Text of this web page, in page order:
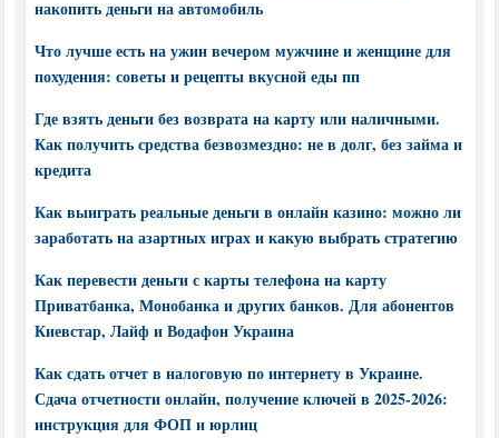
накопить деньги на автомобиль
Что лучше есть на ужин вечером мужчине и женщине для
похудения: советы и рецепты вкусной еды пп
Где взять деньги без возврата на карту или наличными.
Как получить средства безвозмездно: не в долг, без займа и
кредита
Как выиграть реальные деньги в онлайн казино: можно ли
заработать на азартных играх и какую выбрать стратегию
Как перевести деньги с карты телефона на карту
Приватбанка, Монобанка и других банков. Для абонентов
Киевстар, Лайф и Водафон Украина
Как сдать отчет в налоговую по интернету в Украине.
Сдача отчетности онлайн, получение ключей в 2025-2026:
инструкция для ФОП и юрлиц